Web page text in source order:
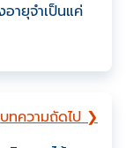
ายุจำเป็นแค่
บทความถัดไป ❯